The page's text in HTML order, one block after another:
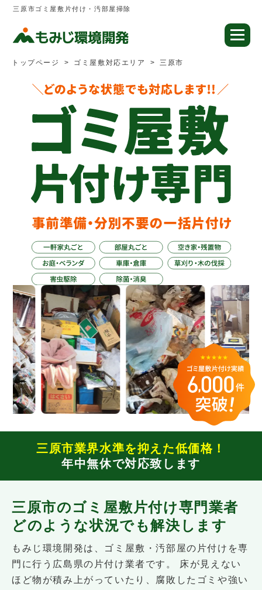
三原市ゴミ屋敷片付け・汚部屋掃除
トップページ ゴミ屋敷対応エリア 三原市
三原市業界水準を抑えた低価格！
年中無休で対応致します
三原市のゴミ屋敷片付け専門業者
どのような状況でも解決します
もみじ環境開発は、ゴミ屋敷・汚部屋の片付けを専
門に行う広島県の片付け業者です。 床が見えない
ほど物が積み上がっていたり、腐敗したゴミや強い